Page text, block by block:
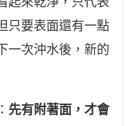
只要表面還有一點
一次沖水後，新的
先有附著面，才會